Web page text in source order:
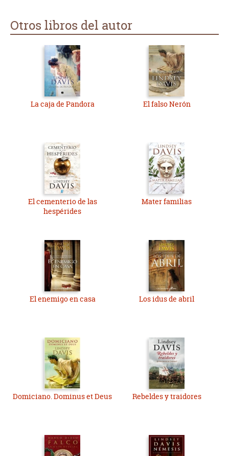
Otros libros del autor
La caja de Pandora El falso Nerón
El cementerio de las
hespérides
Mater familias
El enemigo en casa Los idus de abril
Domiciano. Dominus et Deus Rebeldes y traidores